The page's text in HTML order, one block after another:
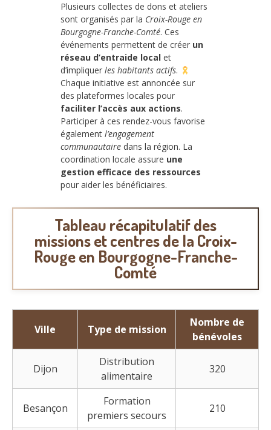
Plusieurs collectes de dons et ateliers
sont organisés par la Croix-Rouge en
Bourgogne-Franche-Comté. Ces
événements permettent de créer un
réseau d’entraide local et
d’impliquer les habitants actifs.
Chaque initiative est annoncée sur
des plateformes locales pour
faciliter l’accès aux actions.
Participer à ces rendez-vous favorise
également l’engagement
communautaire dans la région. La
coordination locale assure une
gestion efficace des ressources
pour aider les bénéficiaires.
Tableau récapitulatif des
missions et centres de la Croix-
Rouge en Bourgogne-Franche-
Comté
Ville Type de mission
Nombre de
bénévoles
Dijon
Distribution
alimentaire
320
Besançon
Formation
premiers secours
210